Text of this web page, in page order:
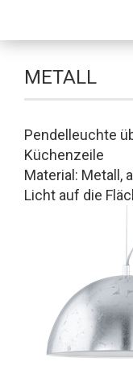
METALL
Pendelleuchte
Küchenzeile
Material: Metall,
Licht auf die